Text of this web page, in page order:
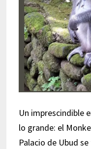
Un imprescindible
lo grande: el
Palacio de Ubud